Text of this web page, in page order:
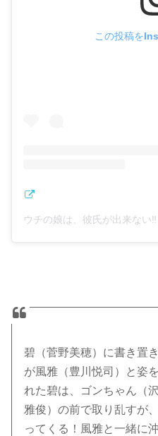
この投稿を
碧（菅野美穂）に書き置
が風雅（豊川悦司）と姿
れた碧は、ゴンちゃん（
雅俊）の前で取り乱すが
ってくる！風雅と一緒に